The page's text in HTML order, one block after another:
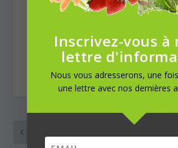
TAUX:
Inscrivez-vous à
lettre
Nous vous adresserons, une
une lettre avec nos dernières